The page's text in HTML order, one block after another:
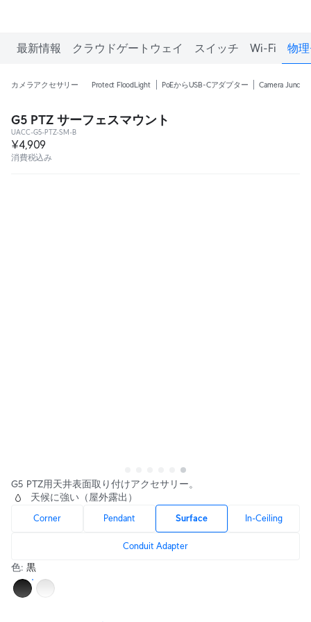
最新情報 クラウドゲートウェイ スイッチ Wi-Fi 物
カメラアクセサリー Protect FloodLight PoEからUSB-Cアダプター Camera
G5 PTZ サーフェスマウント
UACC-G5-PTZ-SM-B
¥4,909
消費税込み
G5 PTZ用天井表面取り付けアクセサリー。
天候に強い（屋外露出）
Corner Pendant Surface In-Ceiling
Conduit Adapter
色: 黒